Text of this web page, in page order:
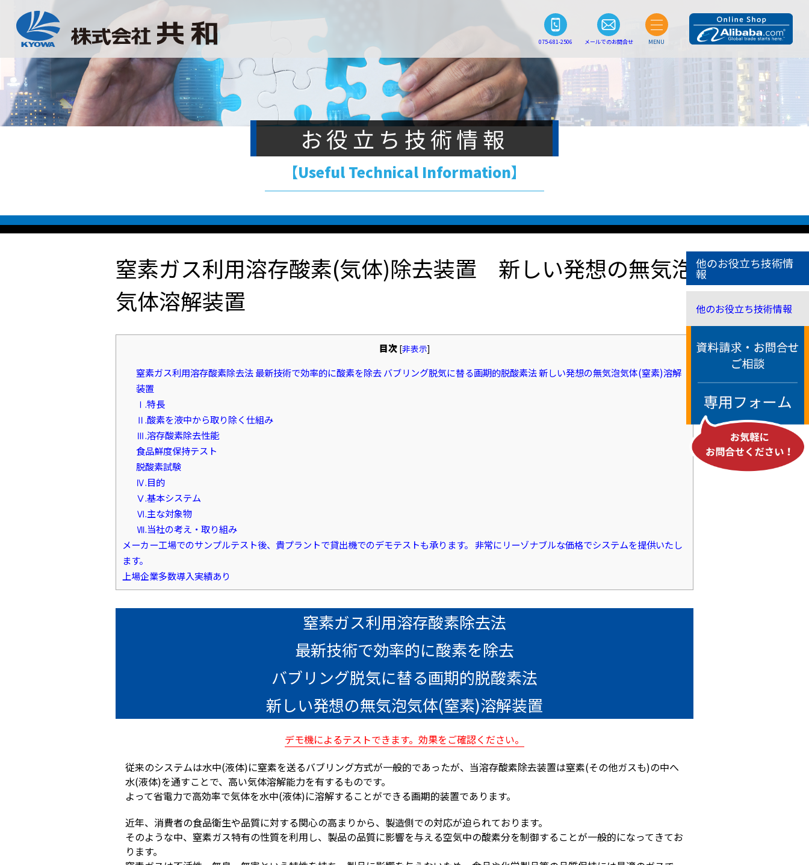
075-681-2506 メールでのお問合せ MENU
お役立ち技術情報
【Useful Technical Information】
窒素ガス利用溶存酸素(気体)除去装置 新しい発想の無気泡
気体溶解装置
目次 [非表示]
窒素ガス利用溶存酸素除去法 最新技術で効率的に酸素を除去 バブリング脱気に替る画期的脱酸素法 新しい発想の無気泡気体(窒素)溶解
装置
Ⅰ.特長
Ⅱ.酸素を液中から取り除く仕組み
Ⅲ.溶存酸素除去性能
食品鮮度保持テスト
脱酸素試験
Ⅳ.目的
Ⅴ.基本システム
Ⅵ.主な対象物
Ⅶ.当社の考え・取り組み
メーカー工場でのサンプルテスト後、貴プラントで貸出機でのデモテストも承ります。 非常にリーゾナブルな価格でシステムを提供いたし
ます。
上場企業多数導入実績あり
窒素ガス利用溶存酸素除去法
最新技術で効率的に酸素を除去
バブリング脱気に替る画期的脱酸素法
新しい発想の無気泡気体(窒素)溶解装置
デモ機によるテストできます。効果をご確認ください。
従来のシステムは水中(液体)に窒素を送るバブリング方式が一般的であったが、当溶存酸素除去装置は窒素(その他ガスも)の中へ
水(液体)を通すことで、高い気体溶解能力を有するものです。
よって省電力で高効率で気体を水中(液体)に溶解することができる画期的装置であります。
近年、消費者の食品衛生や品質に対する関心の高まりから、製造側での対応が迫られております。
そのような中、窒素ガス特有の性質を利用し、製品の品質に影響を与える空気中の酸素分を制御することが一般的になってきてお
ります。
他のお役立ち技術情
報
他のお役立ち技術情報